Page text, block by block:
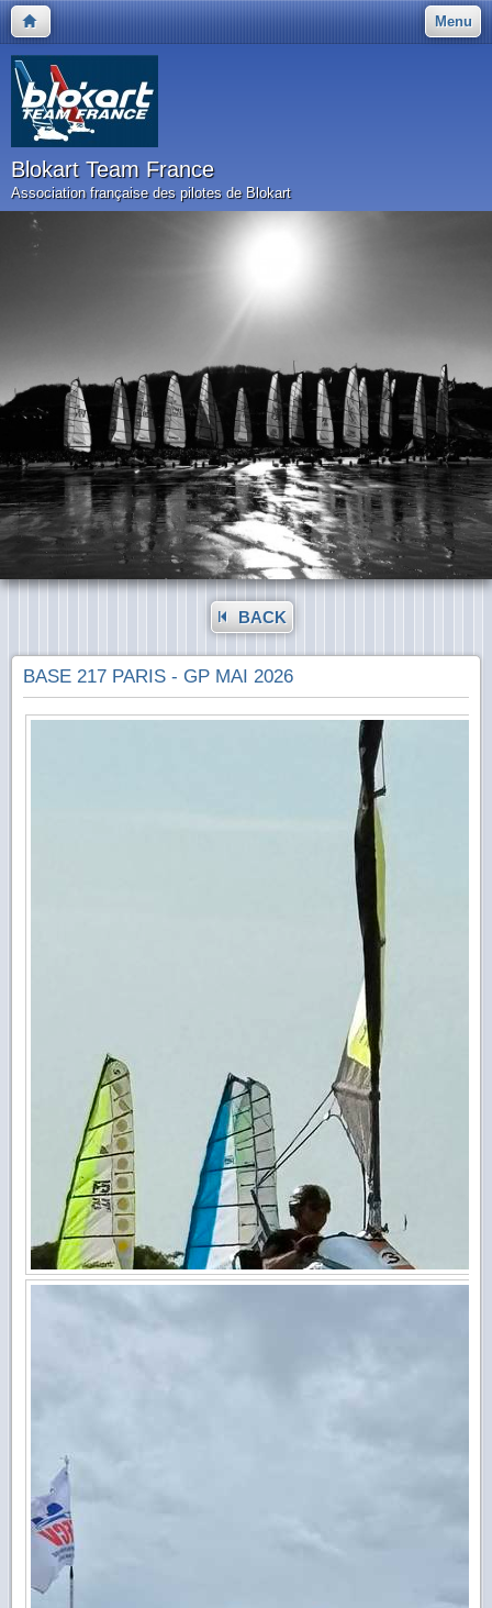
Menu
Blokart Team France
Association française des pilotes de Blokart
BACK
BASE 217 PARIS - GP MAI 2026